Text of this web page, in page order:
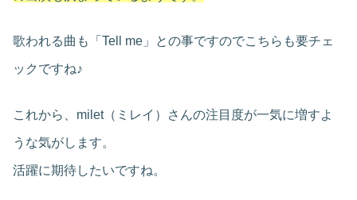
歌われる曲も「Tell me」との事ですのでこちらも要チェ
ックですね♪
これから、milet（ミレイ）さんの注目度が一気に増すよ
うな気がします。
活躍に期待したいですね。